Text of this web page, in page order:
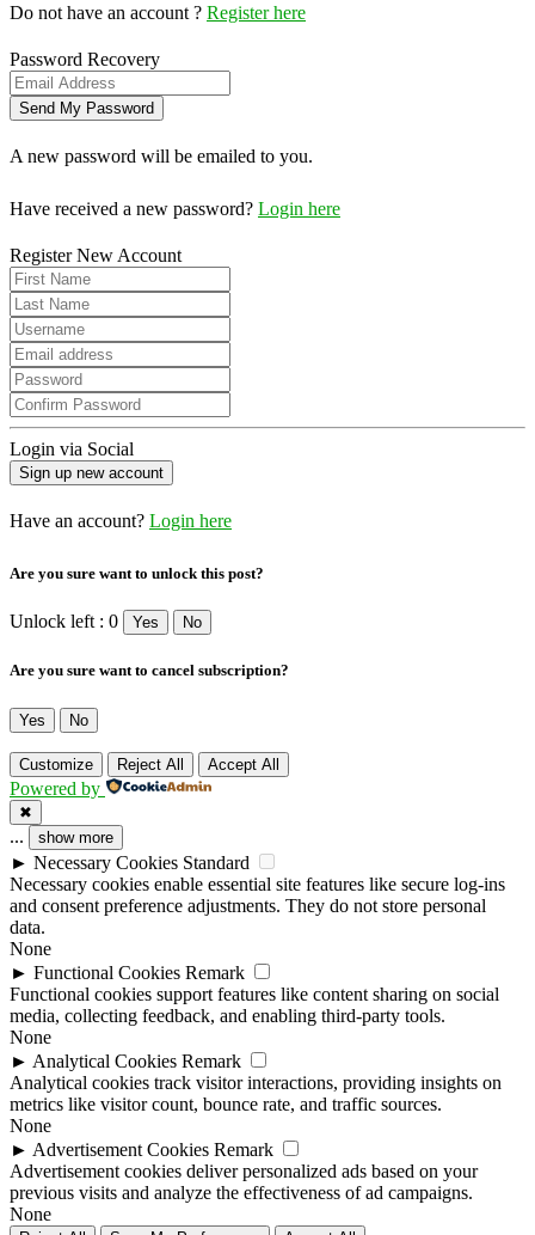
Do not have an account ? Register here
Password Recovery
A new password will be emailed to you.
Have received a new password? Login here
Register New Account
Login via Social
Have an account? Login here
Are you sure want to unlock this post?
Unlock left : 0 Yes No
Are you sure want to cancel subscription?
Yes No
Customize Reject All Accept All
Powered by
✖
... show more
► Necessary Cookies Standard
Necessary cookies enable essential site features like secure log-ins
and consent preference adjustments. They do not store personal
data.
None
► Functional Cookies Remark
Functional cookies support features like content sharing on social
media, collecting feedback, and enabling third-party tools.
None
► Analytical Cookies Remark
Analytical cookies track visitor interactions, providing insights on
metrics like visitor count, bounce rate, and traffic sources.
None
► Advertisement Cookies Remark
Advertisement cookies deliver personalized ads based on your
previous visits and analyze the effectiveness of ad campaigns.
None